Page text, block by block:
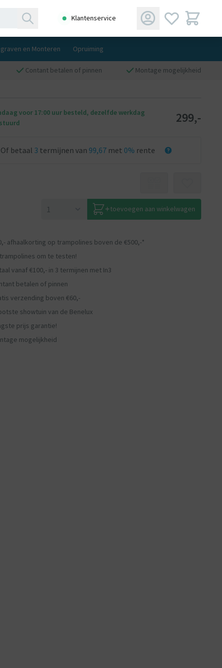
Klantenservice
en Monteren Opruiming
Contant betalen of pinnen Montage mogelijkheid
voor 17:00 uur besteld, dezelfde werkdag
299,-
Of betaal 3 termijnen van 99,67 met 0% rente
toevoegen aan winkelwagen
afhaalkorting op trampolines boven de €500,-*
om te testen!
vanaf €100,- in 3 termijnen met In3
betalen of pinnen
verzending boven €60,-
showtuin van de Benelux
prijs garantie!
mogelijkheid